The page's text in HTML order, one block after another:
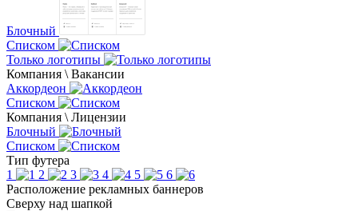
Блочный
Списком
Только логотипы
Компания \ Вакансии
Аккордеон
Списком
Компания \ Лицензии
Блочный
Списком
Тип футера
1
2 3 4 5
6
Расположение рекламных баннеров
Сверху над шапкой